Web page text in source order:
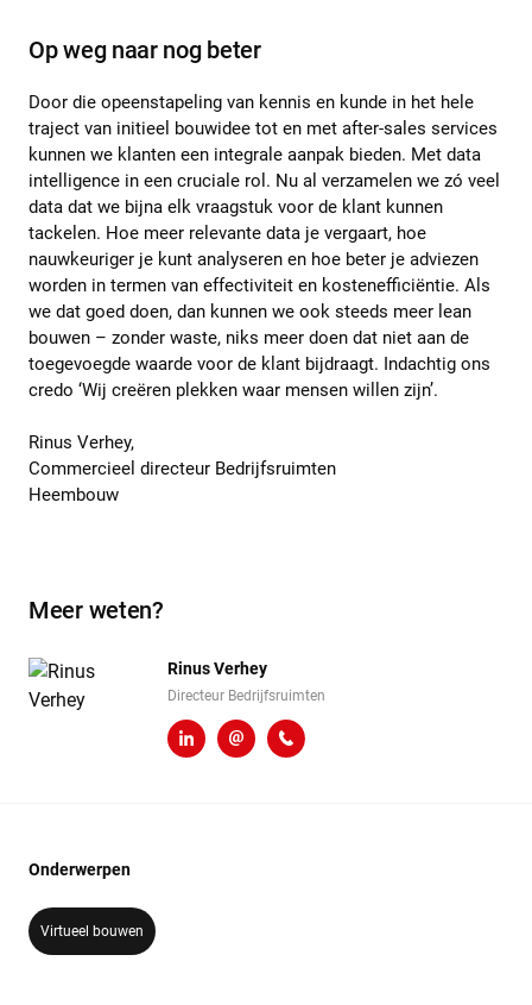
Op weg naar nog beter
Door die opeenstapeling van kennis en kunde in het hele
traject van initieel bouwidee tot en met after-sales services
kunnen we klanten een integrale aanpak bieden. Met data
intelligence in een cruciale rol. Nu al verzamelen we zó veel
data dat we bijna elk vraagstuk voor de klant kunnen
tackelen. Hoe meer relevante data je vergaart, hoe
nauwkeuriger je kunt analyseren en hoe beter je adviezen
worden in termen van effectiviteit en kostenefficiëntie. Als
we dat goed doen, dan kunnen we ook steeds meer lean
bouwen – zonder waste, niks meer doen dat niet aan de
toegevoegde waarde voor de klant bijdraagt. Indachtig ons
credo ‘Wij creëren plekken waar mensen willen zijn’.
Rinus Verhey,
Commercieel directeur Bedrijfsruimten
Heembouw
Meer weten?
Rinus Verhey
Directeur Bedrijfsruimten
LinkedInr.verhey@heembouw.nl
071 - 332 00 50
Onderwerpen
Virtueel bouwen